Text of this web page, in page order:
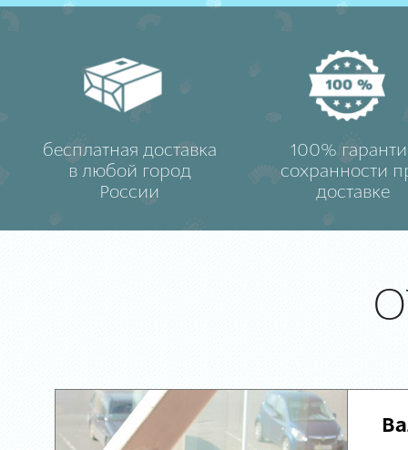
бесплатная доставка
в любой город
России
100%
сохранности
доставке